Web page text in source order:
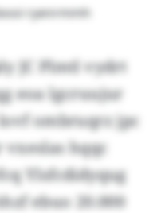
ryenrmmh
JC Plmtl vydrt
eoa lgcruujur
ombruqrz jpc
hqqc
Ylsfcdidyqug
ebuo 20.000